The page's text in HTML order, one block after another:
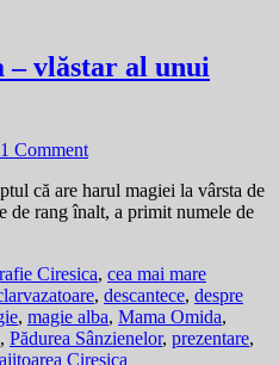
vlăstar al unui
1 Comment
că are harul magiei la vârsta de
de rang înalt, a primit numele de
Ciresica, cea mai mare
, descantece, despre
, magie alba, Mama Omida,
, Pădurea Sânzienelor, prezentare,
Ciresica